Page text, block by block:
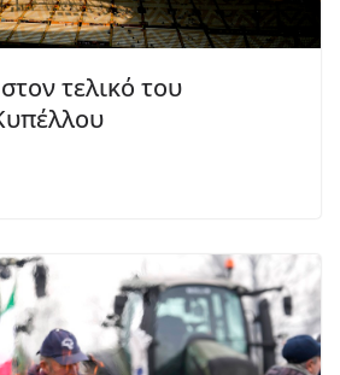
τελικό του